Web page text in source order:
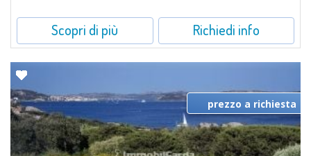
Scopri di più Richiedi info
prezzo a richiesta